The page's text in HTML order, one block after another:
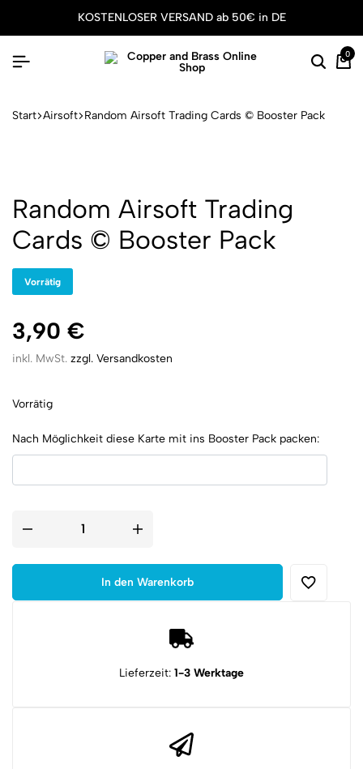
KOSTENLOSER VERSAND ab 50€ in DE
Suche
0
Start Airsoft Random Airsoft Trading Cards © Booster Pack
Random Airsoft Trading
Cards © Booster Pack
Vorrätig
3,90 €
inkl. MwSt. zzgl. Versandkosten
Vorrätig
Nach Möglichkeit diese Karte mit ins Booster Pack packen:
Random
Cards
Pack
In den Warenkorb
Lieferzeit: 1-3 Werktage